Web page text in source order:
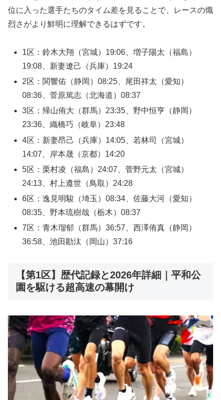
位に入った選手たちのタイム差を見ることで、レースの熾
烈さがより鮮明に理解できるはずです。
1区：鈴木大翔（宮城）19:06、増子陽太（福島）
19:08、新妻遼己（兵庫）19:24
2区：関響佑（静岡）08:25、尾田祥太（愛知）
08:36、菅原篤志（北海道）08:37
3区：帰山侑大（群馬）23:35、野中恒亨（静岡）
23:36、織橋巧（岐阜）23:48
4区：新妻昂己（兵庫）14:05、若林司（宮城）
14:07、岸本晟（京都）14:20
5区：栗村凌（福島）24:07、菅野元太（宮城）
24:13、村上遵世（鳥取）24:28
6区：逸見明駿（埼玉）08:34、佐藤大河（愛知）
08:35、野本琉樹哉（栃木）08:37
7区：青木瑠郁（群馬）36:57、西澤侑真（静岡）
36:58、池田勘汰（岡山）37:16
【第1区】歴代記録と2026年詳細｜平和公
園を駆ける超高速の幕開け